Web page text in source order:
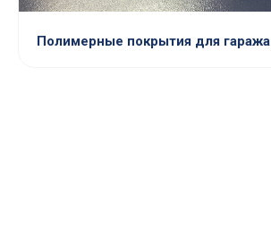
Полимерные покрытия для гаража